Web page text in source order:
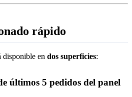
rápido
disponible en dos superficies:
últimos 5 pedidos del panel